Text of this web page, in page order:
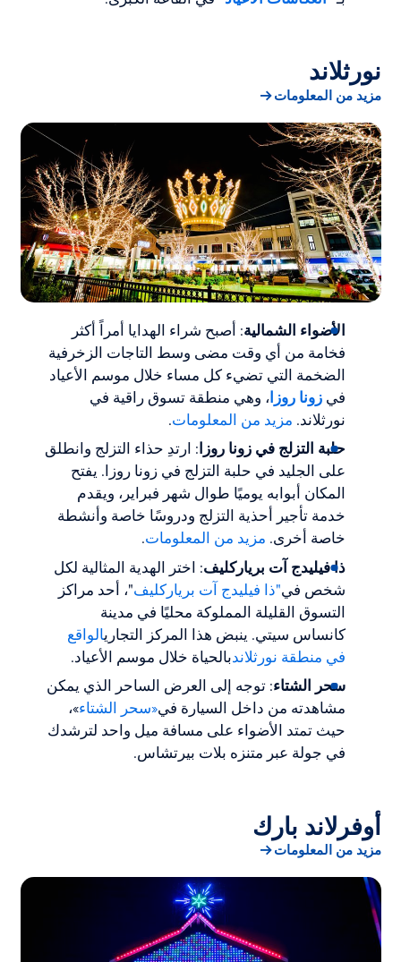
نورثلاند
مزيد من المعلومات
الأضواء الشمالية: أصبح شراء الهدايا أمراً أكثر
فخامة من أي وقت مضى وسط التاجات الزخرفية
الضخمة التي تضيء كل مساء خلال موسم الأعياد
فيزونا روزا، وهي منطقة تسوق راقية في
نورثلاند. مزيد من المعلومات.
حلبة التزلج في زونا روزا: ارتدِ حذاء التزلج وانطلق
على الجليد في حلبة التزلج في زونا روزا. يفتح
المكان أبوابه يوميًا طوال شهر فبراير، ويقدم
خدمة تأجير أحذية التزلج ودروسًا خاصة وأنشطة
خاصة أخرى. مزيد من المعلومات.
ذا فيليدج آت برياركليف: اختر الهدية المثالية لكل
شخص في"ذا فيليدج آت برياركليف"، أحد مراكز
التسوق القليلة المملوكة محليًا في مدينة
كانساس سيتي. ينبض هذا المركز التجاريالواقع
في منطقة نورثلاندبالحياة خلال موسم الأعياد.
سحر الشتاء: توجه إلى العرض الساحر الذي يمكن
مشاهدته من داخل السيارة في«سحر الشتاء»،
حيث تمتد الأضواء على مسافة ميل واحد لترشدك
في جولة عبر متنزه بلات بيرتشاس.
أوفرلاند بارك
مزيد من المعلومات